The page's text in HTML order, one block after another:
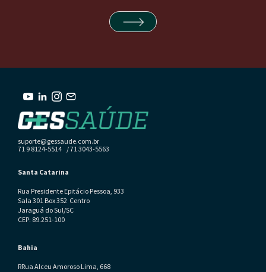
suporte@gessaude.com.br
71 9 8124-5514 / 71 3043-5563
Santa Catarina
Rua Presidente Epitácio Pessoa, 933
Sala 301 Box 352 Centro
Jaraguá do Sul/SC
CEP: 89.251-100
Bahia
RRua Alceu Amoroso Lima, 668